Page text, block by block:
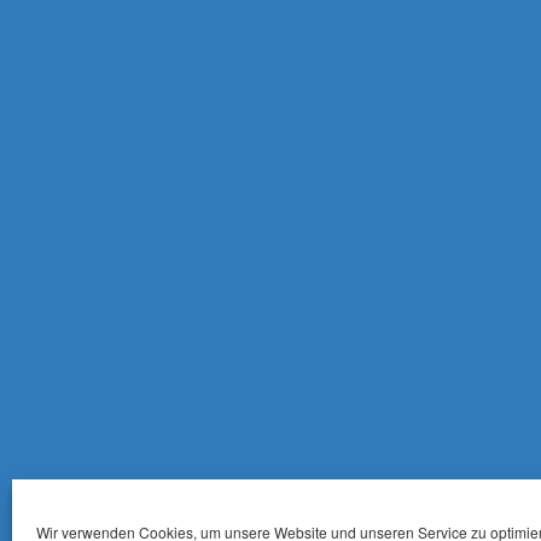
Wir verwenden Cookies, um unsere Website und unseren Service zu